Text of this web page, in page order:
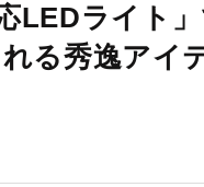
LEDライト
る秀逸アイ